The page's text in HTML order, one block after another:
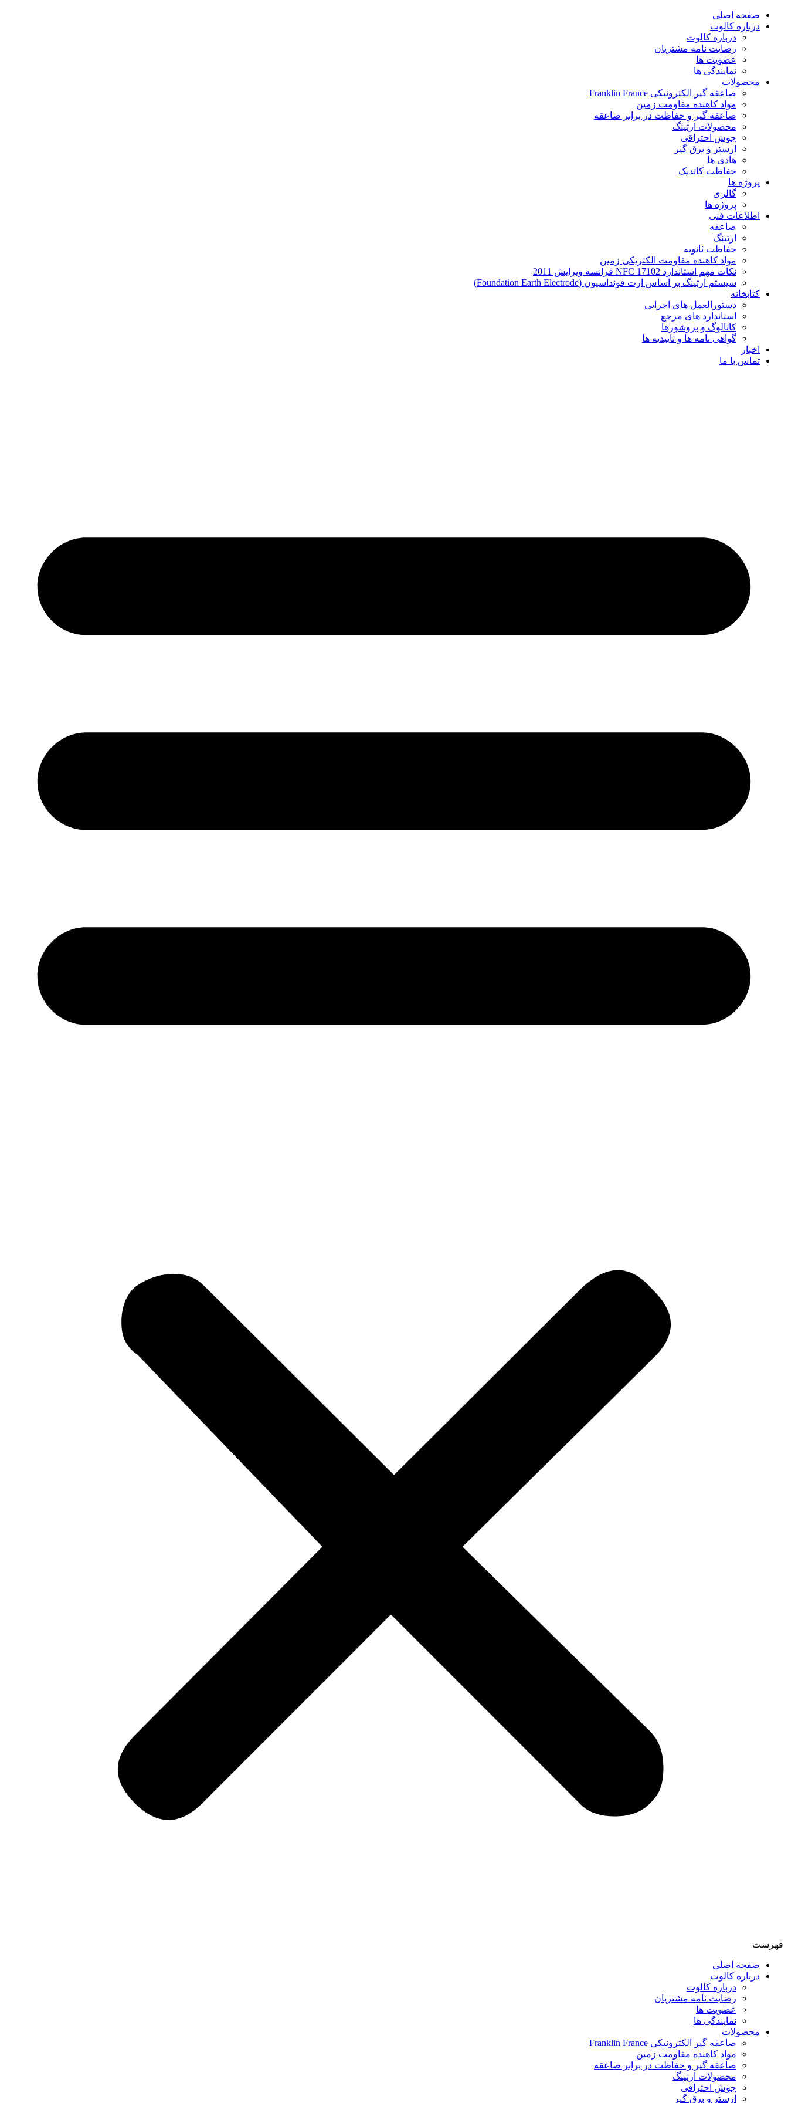
پرش
صفحه اصلی
درباره کالوت
درباره کالوت
رضایت نامه مشتریان
عضویت ها
نمایندگی ها
محصولات
صاعقه گیر الکترونیکی Franklin France
مواد کاهنده مقاومت زمین
صاعقه گیر و حفاظت در برابر صاعقه
محصولات ارتینگ
جوش احتراقی
ارستر و برق گیر
هادی ها
حفاظت کاتدیک
پروژه ها
گالری
پروژه ها
اطلاعات فنی
صاعقه
ارتینگ
حفاظت ثانویه
مواد کاهنده مقاومت الکتریکی زمین
نکات مهم استاندارد NFC 17102 فرانسه ویرایش 2011
سیستم ارتینگ بر اساس ارت فونداسیون (Foundation Earth Electrode)
کتابخانه
دستورالعمل های اجرایی
استاندارد های مرجع
کاتالوگ و بروشورها
گواهی نامه ها و تاییدیه ها
اخبار
تماس با ما
فهرست
صفحه اصلی
درباره کالوت
درباره کالوت
رضایت نامه مشتریان
عضویت ها
نمایندگی ها
محصولات
صاعقه گیر الکترونیکی Franklin France
مواد کاهنده مقاومت زمین
صاعقه گیر و حفاظت در برابر صاعقه
محصولات ارتینگ
جوش احتراقی
ارستر و برق گیر